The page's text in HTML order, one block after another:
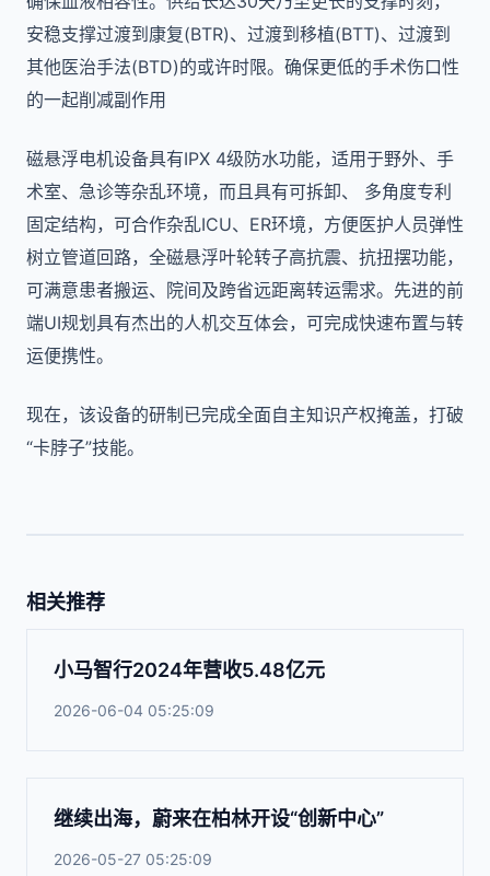
安稳支撑过渡到康复(BTR)、过渡到移植(BTT)、过渡到
其他医治手法(BTD)的或许时限。确保更低的手术伤口性
的一起削减副作用
磁悬浮电机设备具有IPX 4级防⽔功能，适用于野外、手
术室、急诊等杂乱环境，而且具有可拆卸、 多角度专利
固定结构，可合作杂乱ICU、ER环境，⽅便医护人员弹性
树立管道回路，全磁悬浮叶轮转子高抗震、抗扭摆功能，
可满意患者搬运、院间及跨省远距离转运需求。先进的前
端UI规划具有杰出的人机交互体会，可完成快速布置与转
运便携性。
现在，该设备的研制已完成全面自主知识产权掩盖，打破
“卡脖子”技能。
相关推荐
小马智行2024年营收5.48亿元
2026-06-04 05:25:09
继续出海，蔚来在柏林开设“创新中心”
2026-05-27 05:25:09